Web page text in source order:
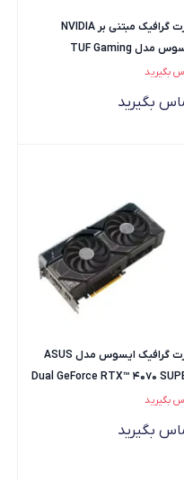
کارت گرافیک مبتنی بر NVIDIA
ایسوس مدل TUF Gaming
GeForce RTX4070 SUPER
بگیرید
بگیرید
کارت گرافیک ایسوس مدل ASUS
Dual GeForce RTX™ 4070
OC Edition 12GBبگیرید
بگیرید